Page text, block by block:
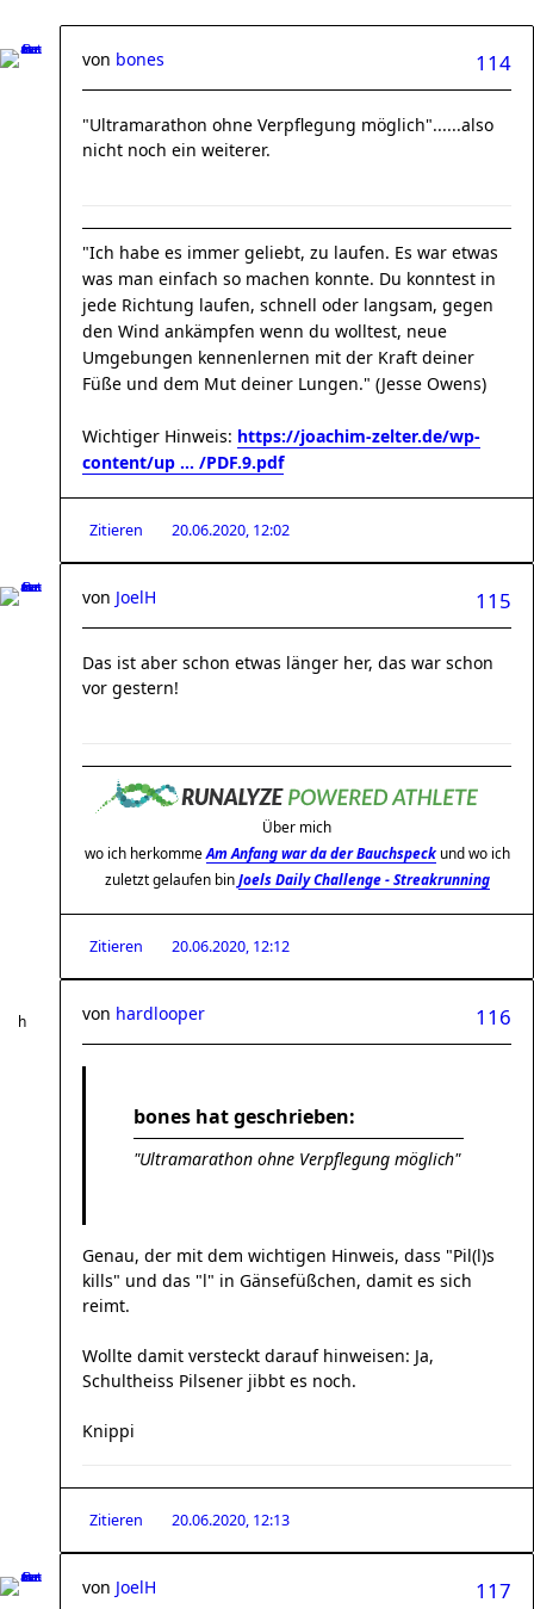
114
von bones
"Ultramarathon ohne Verpflegung möglich"......also
nicht noch ein weiterer.
"Ich habe es immer geliebt, zu laufen. Es war etwas
was man einfach so machen konnte. Du konntest in
jede Richtung laufen, schnell oder langsam, gegen
den Wind ankämpfen wenn du wolltest, neue
Umgebungen kennenlernen mit der Kraft deiner
Füße und dem Mut deiner Lungen." (Jesse Owens)
Wichtiger Hinweis: https://joachim-zelter.de/wp-
content/up ... /PDF.9.pdf
Zitieren 20.06.2020, 12:02
115
von JoelH
Das ist aber schon etwas länger her, das war schon
vor gestern!
Über mich
wo ich herkomme Am Anfang war da der Bauchspeckund wo ich
zuletzt gelaufen binJoels Daily Challenge - Streakrunning
Zitieren 20.06.2020, 12:12
116
von hardlooper
bones hat geschrieben:
"Ultramarathon ohne Verpflegung möglich"
Genau, der mit dem wichtigen Hinweis, dass "Pil(l)s
kills" und das "l" in Gänsefüßchen, damit es sich
reimt.
Wollte damit versteckt darauf hinweisen: Ja,
Schultheiss Pilsener jibbt es noch.
Knippi
Zitieren 20.06.2020, 12:13
117
von JoelH